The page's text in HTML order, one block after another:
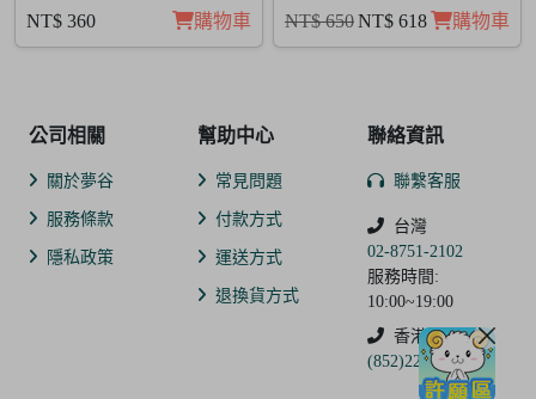
NT$ 360 購物車 NT$ 650NT$ 618 購物車
公司相關
關於夢谷
服務條款
隱私政策
幫助中心
常見問題
付款方式
運送方式
退換貨方式
聯絡資訊
聯繫客服
台灣
02-8751-2102
服務時間:
10:00~19:00
香港
(852)2250-9311